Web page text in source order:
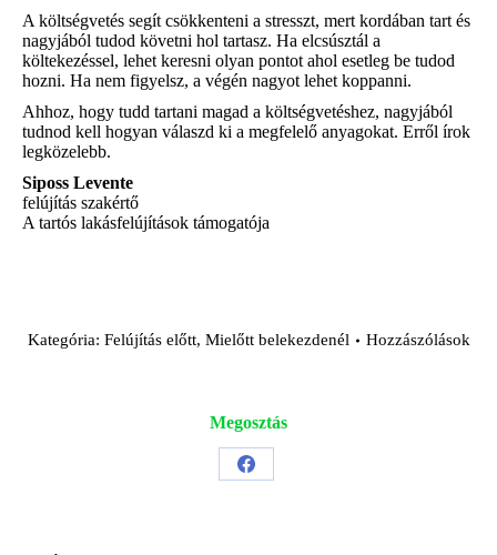
A költségvetés segít csökkenteni a stresszt, mert kordában tart és
nagyjából tudod követni hol tartasz. Ha elcsúsztál a
költekezéssel, lehet keresni olyan pontot ahol esetleg be tudod
hozni. Ha nem figyelsz, a végén nagyot lehet koppanni.
Ahhoz, hogy tudd tartani magad a költségvetéshez, nagyjából
tudnod kell hogyan válaszd ki a megfelelő anyagokat. Erről írok
legközelebb.
Siposs Levente
felújítás szakértő
A tartós lakásfelújítások támogatója
Kategória: Felújítás előtt, Mielőtt belekezdenél Hozzászólások
Megosztás
Share